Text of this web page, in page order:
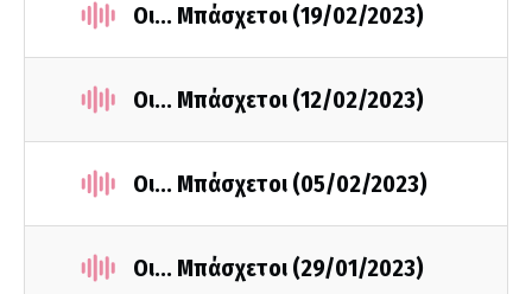
Οι... Μπάσχετοι (19/02/2023)
Οι... Μπάσχετοι (12/02/2023)
Οι... Μπάσχετοι (05/02/2023)
Οι... Μπάσχετοι (29/01/2023)